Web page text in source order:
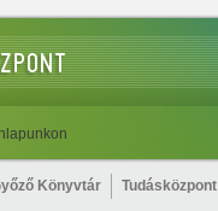
Könyvtár Tudásközpont